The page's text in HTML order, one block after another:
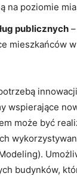
na poziomie
publicznych
mieszkańców
wspierające
może być
budynków,